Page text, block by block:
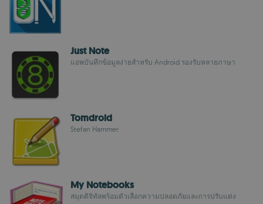
Just Note
แอพบันทึกข้อมูลง่ายสำหรับ Android รองรับหลายภาษา
Tomdroid
Stefan Hammer
My Notebooks
สมุดดิจิทัลพร้อมตัวเลือกความปลอดภัยและการปรับแต่ง